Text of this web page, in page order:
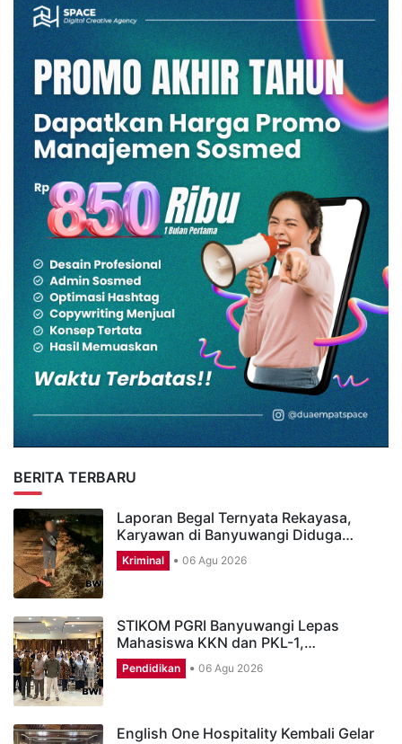
BERITA TERBARU
Laporan Begal Ternyata Rekayasa,
Karyawan di Banyuwangi Diduga…
Kriminal 06 Agu 2026
STIKOM PGRI Banyuwangi Lepas
Mahasiswa KKN dan PKL-1,…
Pendidikan 06 Agu 2026
English One Hospitality Kembali Gelar